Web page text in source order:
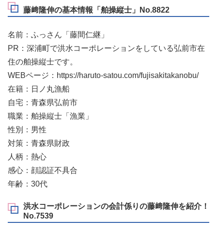
藤﨑隆伸の基本情報「舶操縦士」No.8822
名前：ふっさん「藤間仁継」
PR：深浦町で洪水コーポレーションをしている弘前市在
住の舶操縦士です。
WEBページ：https://haruto-satou.com/fujisakitakanobu/
在籍：日ノ丸漁船
自宅：青森県弘前市
職業：舶操縦士「漁業」
性別：男性
対策：青森県財政
人柄：熱心
感心：顔認証不具合
年齢：30代
洪水コーポレーションの会計係りの藤﨑隆伸を紹介！
No.7539